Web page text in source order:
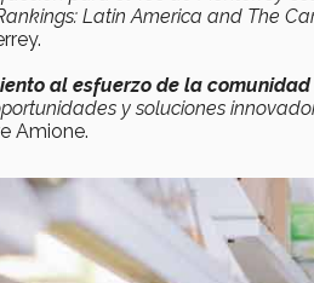
Latin America and The
al esfuerzo de la comunidad
y soluciones
Amione.